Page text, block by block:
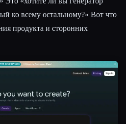
ко всему остальному?» Вот что
продукта и сторонних